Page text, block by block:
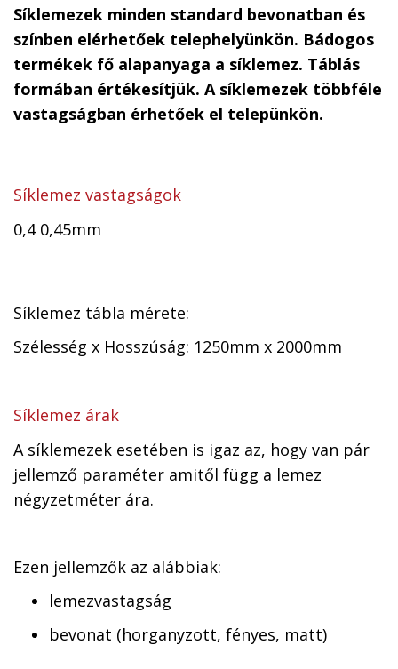
Síklemezek minden standard bevonatban és
színben elérhetőek telephelyünkön. Bádogos
termékek fő alapanyaga a síklemez. Táblás
formában értékesítjük. A síklemezek többféle
vastagságban érhetőek el telepünkön.
Síklemez vastagságok
0,4 0,45mm
Síklemez tábla mérete:
Szélesség x Hosszúság: 1250mm x 2000mm
Síklemez árak
A síklemezek esetében is igaz az, hogy van pár
jellemző paraméter amitől függ a lemez
négyzetméter ára.
Ezen jellemzők az alábbiak:
lemezvastagság
bevonat (horganyzott, fényes, matt)